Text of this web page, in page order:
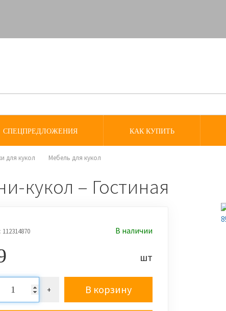
СПЕЦПРЕДЛОЖЕНИЯ КАК КУПИТЬ
для кукол Мебель для кукол
кукол – Гостиная
112314870 В наличии
шт
+ В корзину